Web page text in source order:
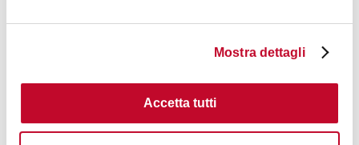
Mostra dettagli
Accetta tutti